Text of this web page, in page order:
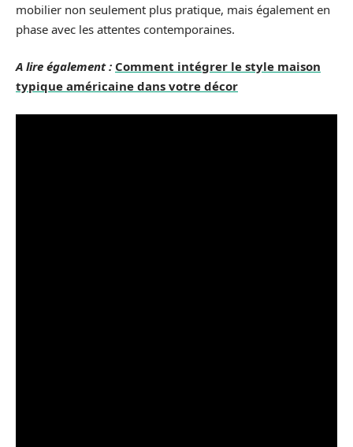
mobilier non seulement plus pratique, mais également en
phase avec les attentes contemporaines.
A lire également : Comment intégrer le style maison
typique américaine dans votre décor